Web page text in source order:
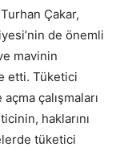
Çakar,
de önemli
mavinin
etti. Tüketici
çalışmaları
haklarını
tüketici